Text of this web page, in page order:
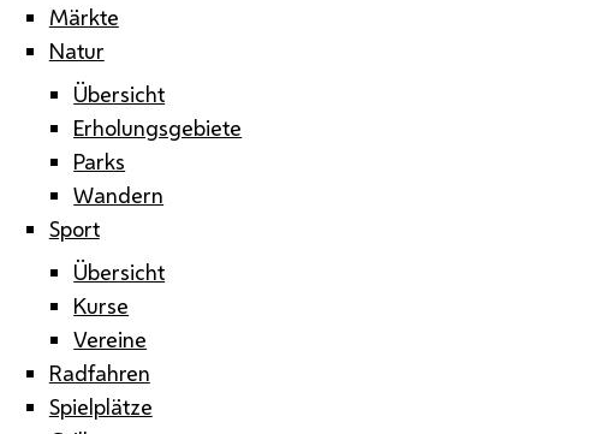
Märkte
Natur
Übersicht
Erholungsgebiete
Parks
Wandern
Sport
Übersicht
Kurse
Vereine
Radfahren
Spielplätze